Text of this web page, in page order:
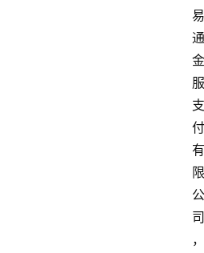
易
通
金
服
支
付
有
限
公
司
，